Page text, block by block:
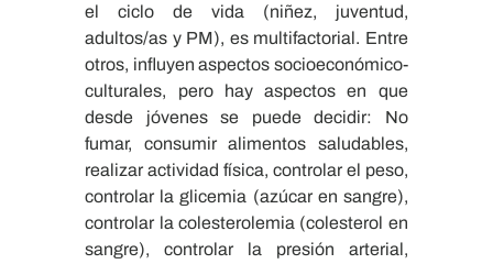
el ciclo de vida (niñez, juventud,
adultos/as y PM), es multifactorial. Entre
otros, influyen aspectos socioeconómico-
culturales, pero hay aspectos en que
desde jóvenes se puede decidir: No
fumar, consumir alimentos saludables,
realizar actividad física, controlar el peso,
controlar la glicemia (azúcar en sangre),
controlar la colesterolemia (colesterol en
sangre), controlar la presión arterial,